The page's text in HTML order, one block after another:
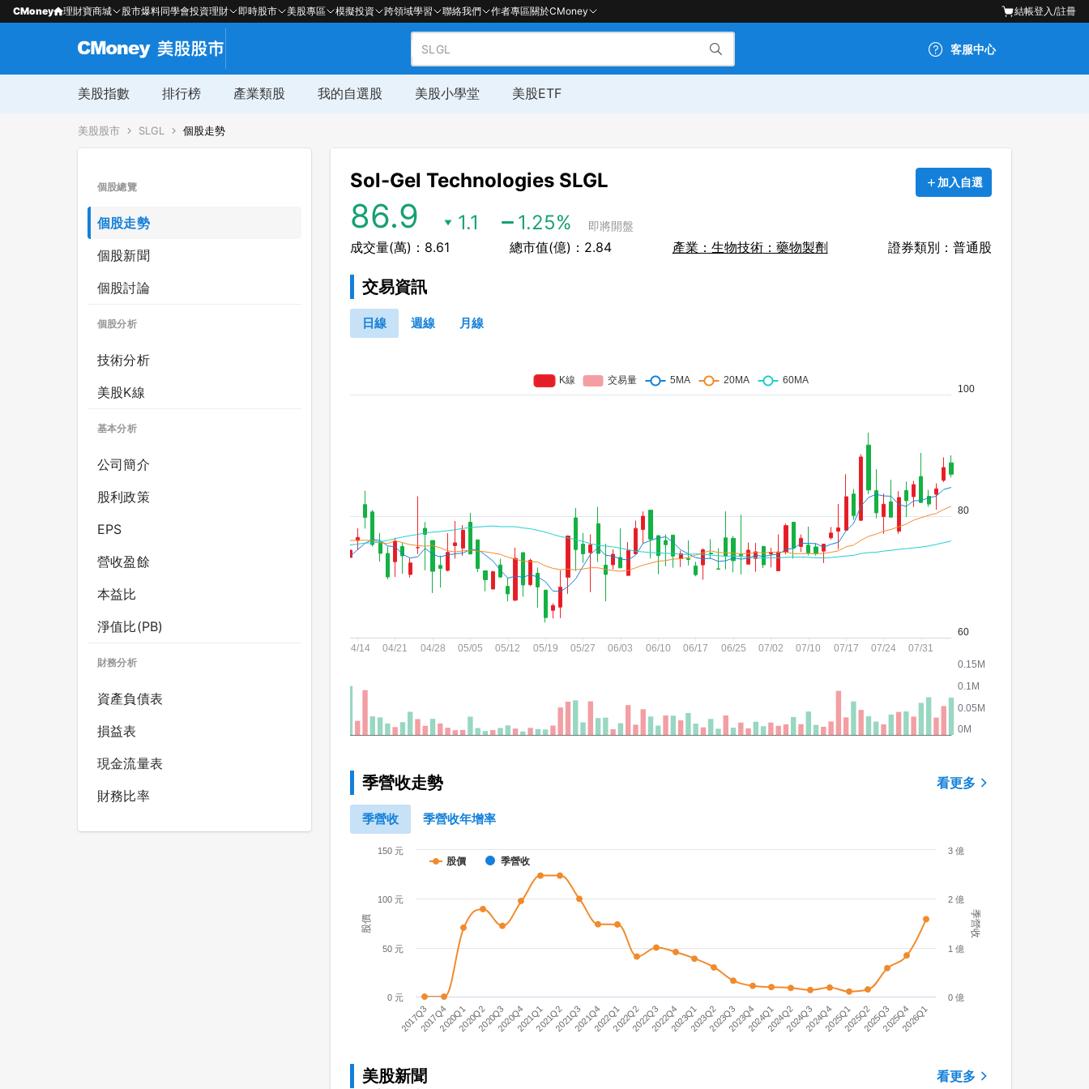
CMoney 理財寶商城 股市爆料同學會投資理財 即時股市 美股專區 模擬投資 跨領域學習 聯絡我們 作者專區關於CMoney 結帳登入/註冊
客服中心
美股指數 排行榜 產業類股 我的自選股 美股小學堂 美股ETF
美股股市 SLGL 個股走勢
個股總覽
個股走勢
個股新聞
個股討論
個股分析
技術分析
美股K線
基本分析
公司簡介
股利政策
EPS
營收盈餘
本益比
淨值比(PB)
財務分析
資產負債表
損益表
現金流量表
財務比率
Sol-Gel Technologies SLGL 加入自選
86.9 1.1 1.25% 即將開盤
成交量(萬)：8.61 總市值(億)：2.84 產業：生物技術：藥物製劑 證券類別：普通股
交易資訊
日線 週線 月線
季營收走勢 看更多
季營收 季營收年增率
股價 季營收
股價 季營收
2017Q32017Q42020Q12020Q22020Q32020Q42021Q12021Q22021Q32021Q42022Q12022Q22022Q32022Q42023Q12023Q22023Q32023Q42024Q12024Q22024Q32024Q42025Q12025Q22025Q32025Q42026Q1
0 元
50 元
100 元
150 元
0 億
1 億
2 億
3 億
美股新聞
看更多